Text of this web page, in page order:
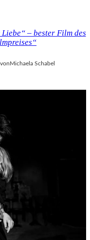
– bester Film des
vonMichaela Schabel